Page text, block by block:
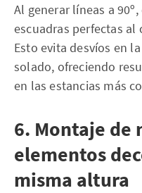
Al generar líneas a
escuadras perfectas
Esto evita desvíos en
solado, ofreciendo
en las estancias más
6. Montaje
elementos
misma altura